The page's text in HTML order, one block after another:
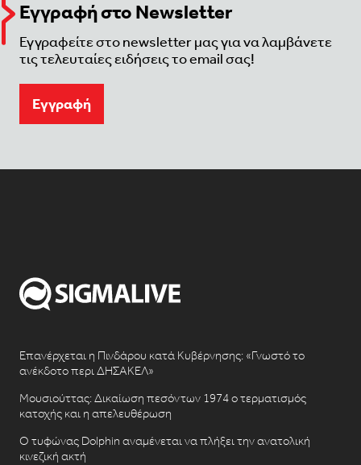
Εγγραφή στο Newsletter
Εγγραφείτε στο newsletter μας για να λαμβάνετε
τις τελευταίες ειδήσεις το email σας!
Eγγραφή
Επανέρχεται η Πινδάρου κατά Κυβέρνησης: «Γνωστό το
ανέκδοτο περι ΔΗΣΑΚΕΛ»
Μουσιούττας: Δικαίωση πεσόντων 1974 ο τερματισμός
κατοχής και η απελευθέρωση
Ο τυφώνας Dolphin αναμένεται να πλήξει την ανατολική
κινεζική ακτή